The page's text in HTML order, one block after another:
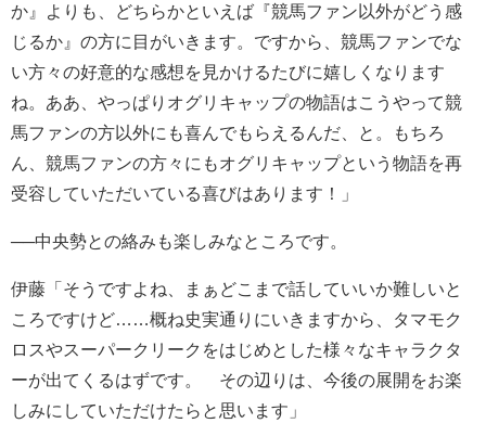
か』よりも、どちらかといえば『競馬ファン以外がどう感
じるか』の方に目がいきます。ですから、競馬ファンでな
い方々の好意的な感想を見かけるたびに嬉しくなります
ね。ああ、やっぱりオグリキャップの物語はこうやって競
馬ファンの方以外にも喜んでもらえるんだ、と。もちろ
ん、競馬ファンの方々にもオグリキャップという物語を再
受容していただいている喜びはあります！」
──中央勢との絡みも楽しみなところです。
伊藤「そうですよね、まぁどこまで話していいか難しいと
ころですけど……概ね史実通りにいきますから、タマモク
ロスやスーパークリークをはじめとした様々なキャラクタ
ーが出てくるはずです。 その辺りは、今後の展開をお楽
しみにしていただけたらと思います」